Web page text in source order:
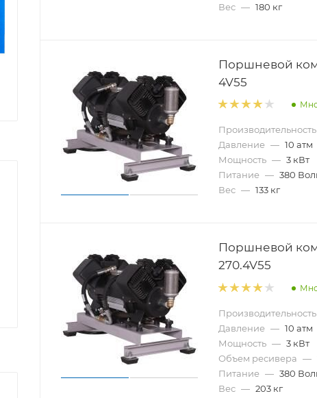
Вес — 180 кг
Поршневой
4V55
Производительность
Давление — 10 атм
Мощность — 3 кВт
Питание — 380
Вес — 133 кг
Поршневой
270.4V55
Производительность
Давление — 10 атм
Мощность — 3 кВт
Объем ресивера —
Питание — 380
Вес — 203 кг